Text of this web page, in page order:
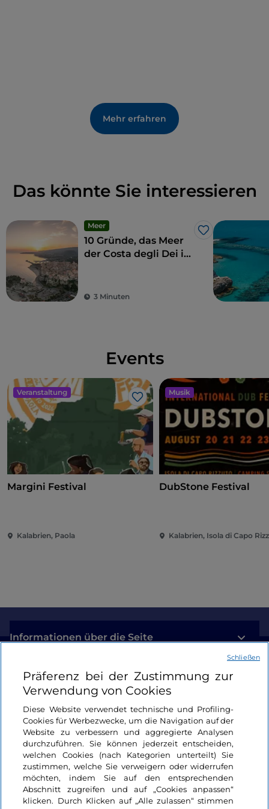
Mehr erfahren
Das könnte Sie interessieren
Meer
Like
10 Gründe, das Meer
der Costa degli Dei im
3 Minuten
Events
Veranstaltung
Like
Margini Festival
Kalabrien, Paola
Musik
DubStone Festival
Kalabrien, Isola di Capo
Informationen über die Seite
Nützliche Links
Login
Bleiben wir in Kontakt
Präferenz bei der Zustimmung zur
Verwendung von Cookies
Diese Website verwendet technische und Profiling-
Cookies für Werbezwecke, um die Navigation auf der
Website zu verbessern und aggregierte Analysen
durchzuführen. Sie können jederzeit entscheiden,
welchen Cookies (nach Kategorien unterteilt) Sie
zustimmen, welche Sie verweigern oder widerrufen
möchten, indem Sie auf den entsprechenden
Abschnitt zugreifen und auf „Cookies anpassen“
klicken. Durch Klicken auf „Alle zulassen“ stimmen
Schließen